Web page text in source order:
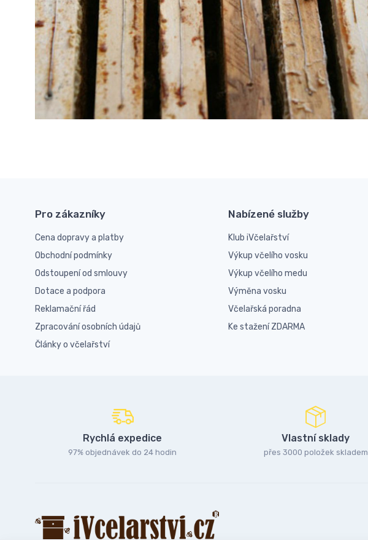
Pro zákazníky
Cena dopravy a platby
Obchodní podmínky
Odstoupení od smlouvy
Dotace a podpora
Reklamační řád
Zpracování osobních údajů
Články o včelařství
Nabízené služby
Klub iVčelařství
Výkup včelího vosku
Výkup včelího medu
Výměna vosku
Včelařská poradna
Ke stažení ZDARMA
Rychlá expedice
97% objednávek do 24 hodin
Vlastní sklady
přes 3000 položek skladem